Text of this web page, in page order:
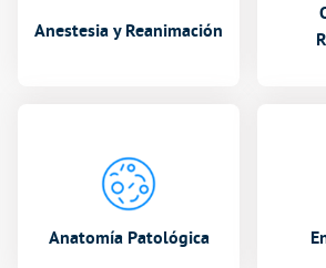
Anestesia y Reanimación
Anatomía Patológica